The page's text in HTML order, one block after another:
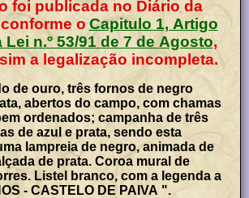
foi publicada no Diário da
o Capitulo 1, Artigo
Lei n.º 53/91 de 7 de Agosto,
a legalização incompleta.
de ouro, três fornos de negro
abertos do campo, com chamas
ordenados; campanha de três
de azul e prata, sendo esta
lampreia de negro, animada de
de prata. Coroa mural de
Listel branco, com a legenda a
- CASTELO DE PAIVA ".